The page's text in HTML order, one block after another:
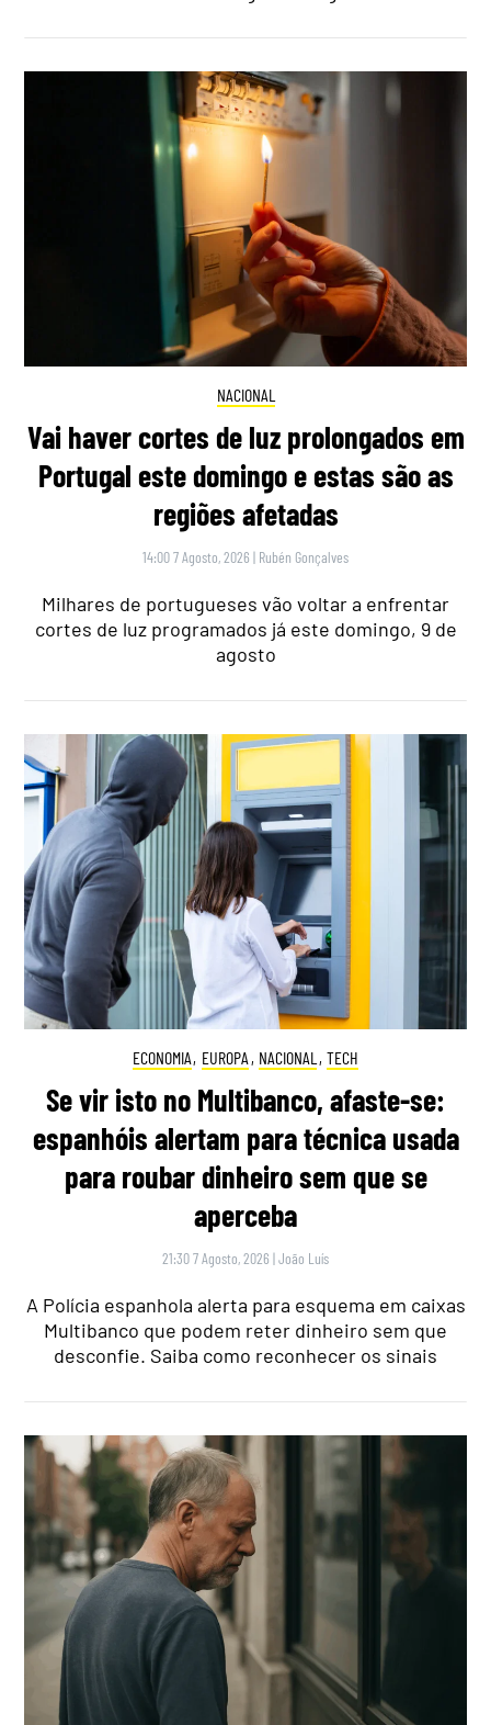
NACIONAL
Vai haver cortes de luz prolongados em
Portugal este domingo e estas são as
regiões afetadas
14:00 7 Agosto, 2026 | Rubén Gonçalves
Milhares de portugueses vão voltar a enfrentar
cortes de luz programados já este domingo, 9 de
agosto
ECONOMIA, EUROPA , NACIONAL , TECH
Se vir isto no Multibanco, afaste-se:
espanhóis alertam para técnica usada
para roubar dinheiro sem que se
aperceba
21:30 7 Agosto, 2026 |João Luís
A Polícia espanhola alerta para esquema em caixas
Multibanco que podem reter dinheiro sem que
desconfie. Saiba como reconhecer os sinais